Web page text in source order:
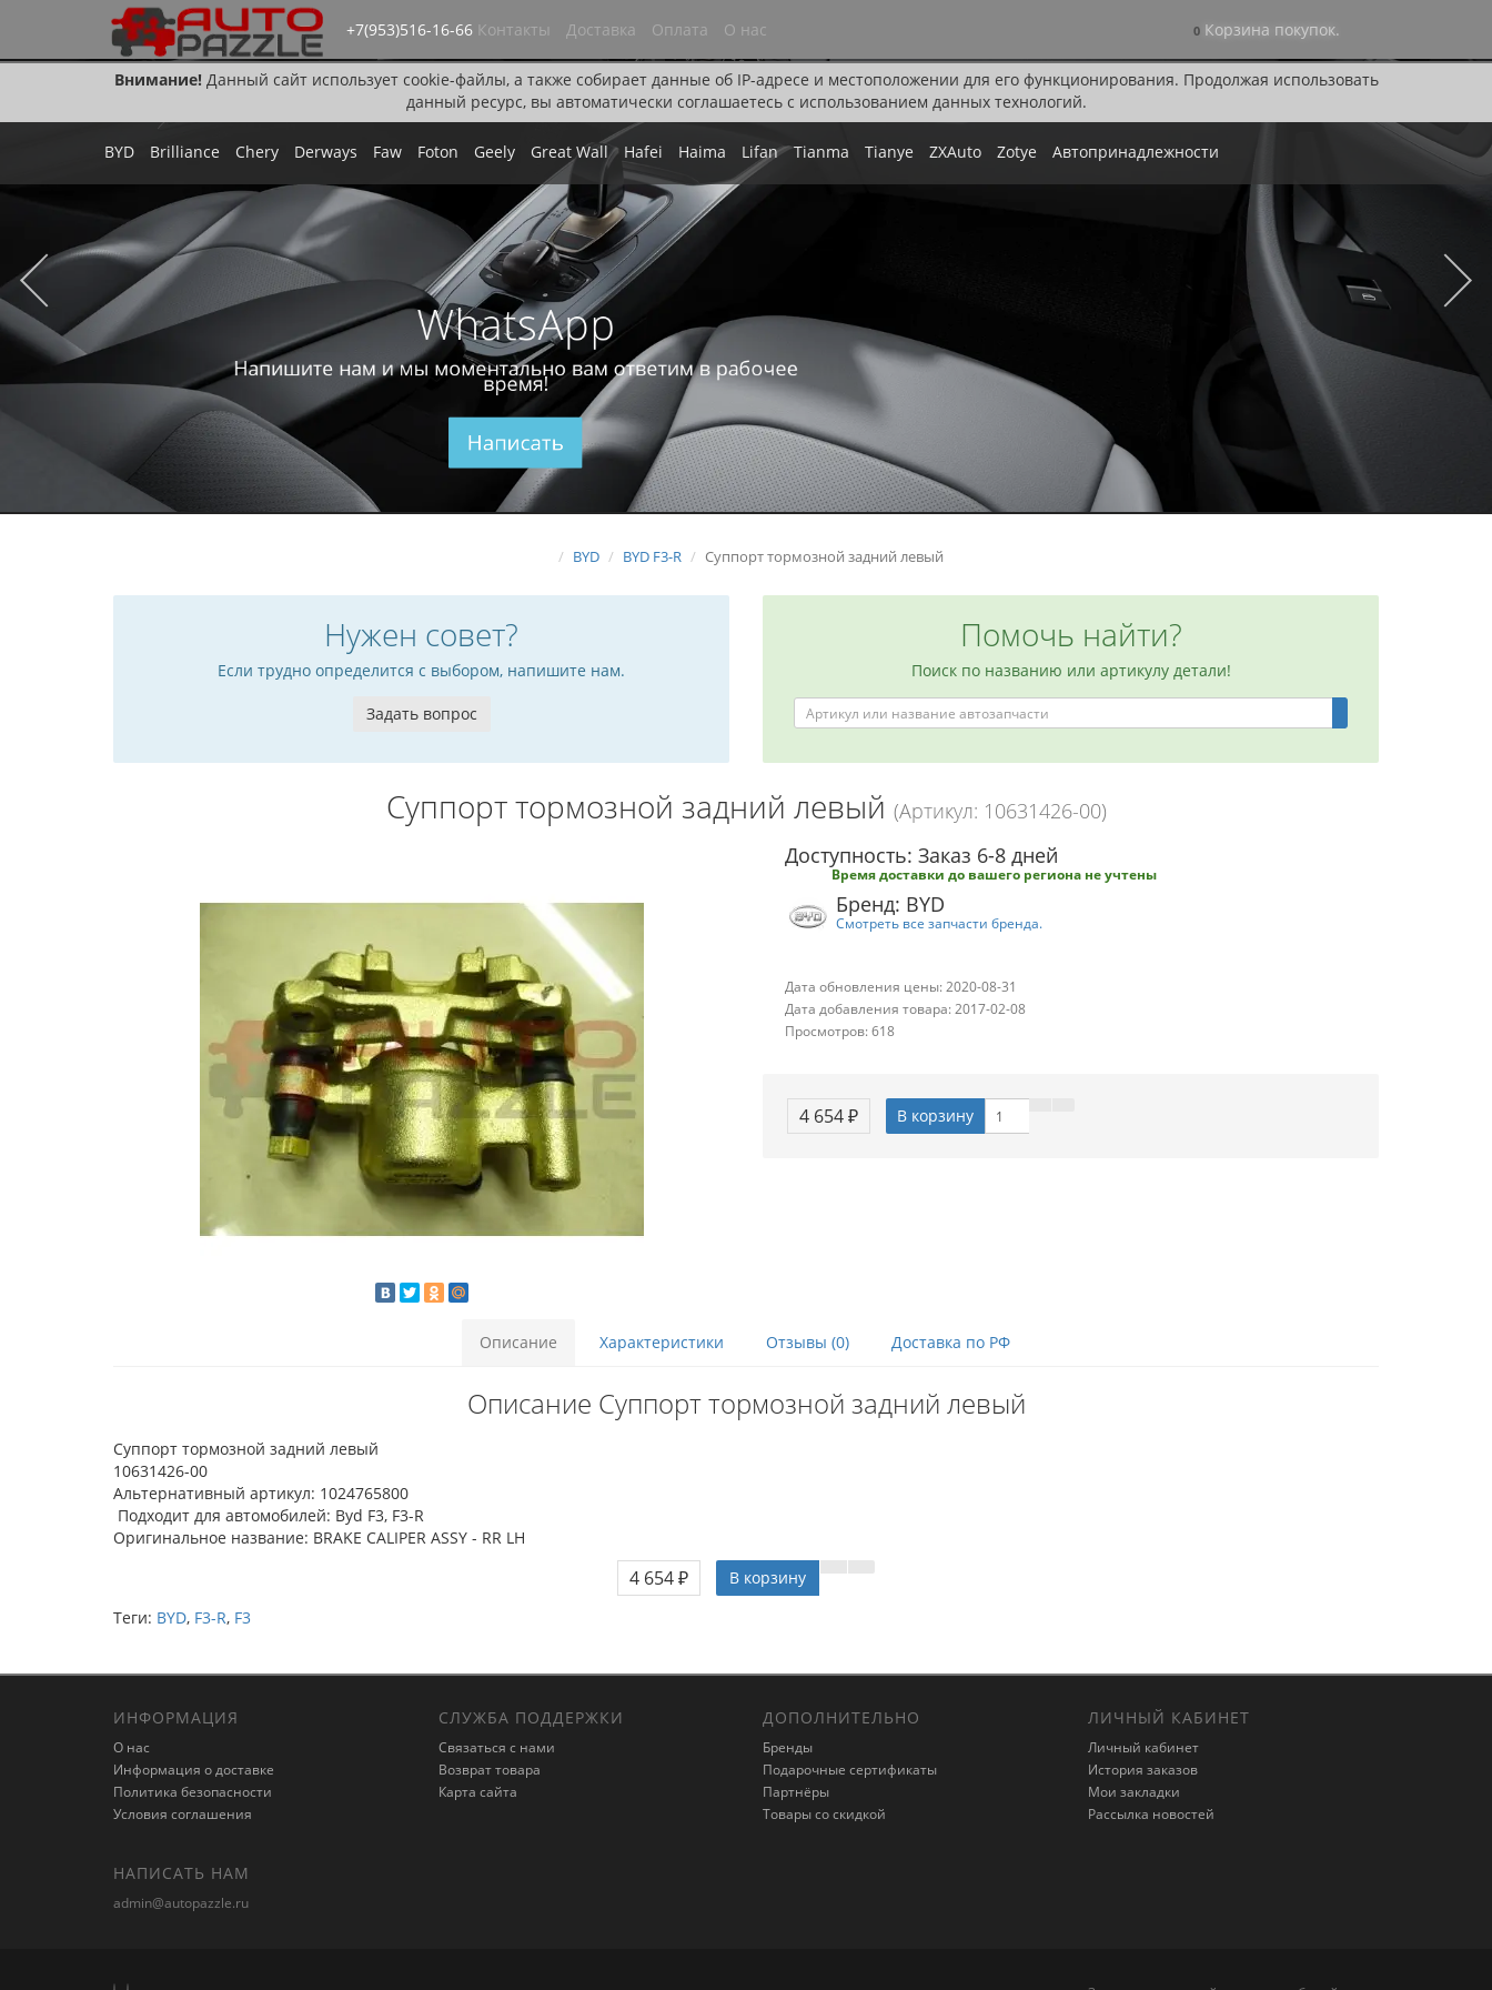
Внимание!Данный сайт использует cookie-файлы, а также собирает данные об IP-адресе и местоположении для его функционирования. Продолжая использовать
данный ресурс, вы автоматически соглашаетесь с использованием данных технологий.
+7(953)516-16-66 Контакты Доставка Оплата О нас 0 Корзина покупок.
BYD Brilliance Chery Derways Faw Foton Geely Great Wall Hafei Haima Lifan Tianma Tianye ZXAuto Zotye Автопринадлежности
WhatsApp
Напишите нам и мы моментально вам ответим в рабочее
время!
Написать
BYD BYD F3-R Суппорт тормозной задний левый
Нужен совет?
Если трудно определится с выбором, напишите нам.
Задать вопрос
Помочь найти?
Поиск по названию или артикулу детали!
Суппорт тормозной задний левый (Артикул: 10631426-00)
Доступность: Заказ 6-8 дней
Время доставки до вашего региона не учтены
Бренд: BYD
Смотреть все запчасти бренда.
Дата обновления цены: 2020-08-31
Дата добавления товара: 2017-02-08
Просмотров: 618
4 654 ₽ В корзину
Описание Характеристики Отзывы (0) Доставка по РФ
Описание Суппорт тормозной задний левый
Суппорт тормозной задний левый
10631426-00
Альтернативный артикул: 1024765800
Подходит для автомобилей: Byd F3, F3-R
Оригинальное название: BRAKE CALIPER ASSY - RR LH
4 654 ₽
В корзину
Теги: BYD, F3-R, F3
ИНФОРМАЦИЯ
О нас
Информация о доставке
Политика безопасности
Условия соглашения
СЛУЖБА ПОДДЕРЖКИ
Связаться с нами
Возврат товара
Карта сайта
ДОПОЛНИТЕЛЬНО
Бренды
Подарочные сертификаты
Партнёры
Товары со скидкой
ЛИЧНЫЙ КАБИНЕТ
Личный кабинет
История заказов
Мои закладки
Рассылка новостей
НАПИСАТЬ НАМ
admin@autopazzle.ru